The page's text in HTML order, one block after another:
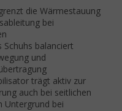
die Wärmestauung
bei
balanciert
und
trägt aktiv zur
auch bei seitlichen
Untergrund bei